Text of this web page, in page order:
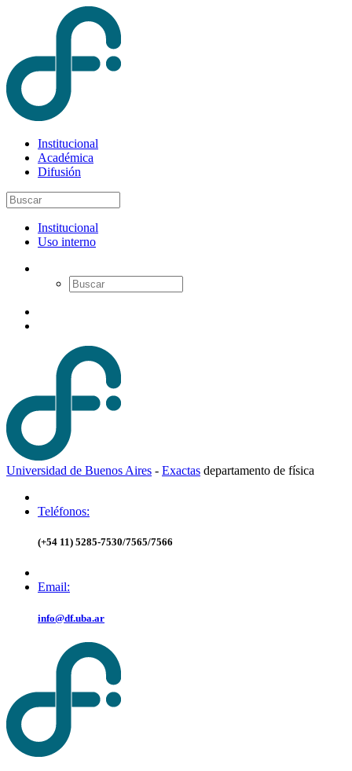
Institucional
Académica
Difusión
Institucional
Uso interno
Universidad de Buenos Aires - Exactas departamento de física
Teléfonos:
(+54 11) 5285-7530/7565/7566
Email:
info@df.uba.ar